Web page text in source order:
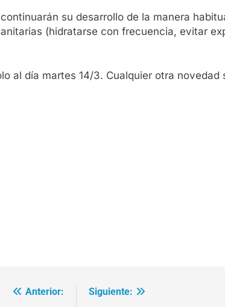
su desarrollo de la manera
(hidratarse con frecuencia, evitar
al día martes 14/3. Cualquier otra
Anterior:
Siguiente: